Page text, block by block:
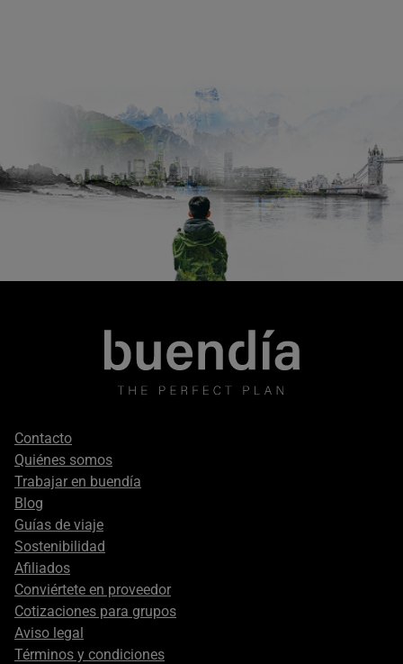
Footer
secondary
Contacto
Quiénes somos
Trabajar en buendía
Blog
Guías de viaje
Sostenibilidad
Afiliados
Conviértete en proveedor
Cotizaciones para grupos
Aviso legal
Términos y condiciones